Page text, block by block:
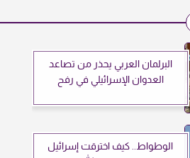
البرلمان العربي يحذر من تصاعد
العدوان الإسرائيلي في رفح
الوطواط.. كيف اخترقت إسرائيل